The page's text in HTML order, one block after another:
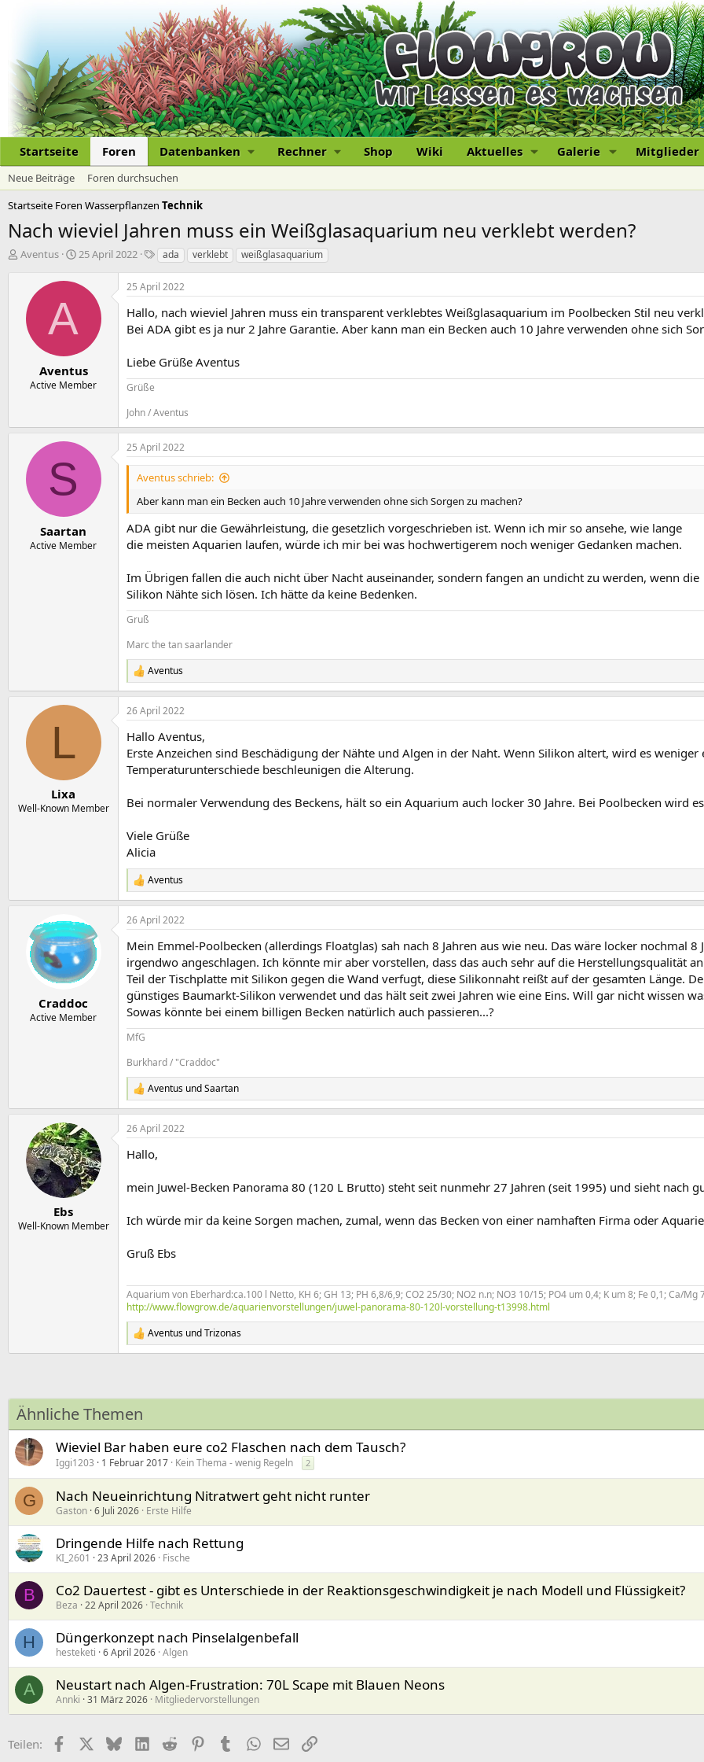
Startseite Foren Datenbanken Rechner Shop Wiki Aktuelles Galerie Mitglieder
Neue Beiträge
Foren durchsuchen
Startseite Foren Wasserpflanzen Technik
Nach wieviel Jahren muss ein Weißglasaquarium neu verklebt werden?
E
Aventus
E
s
l
t
a
m
25 April 2022
S
h
l
g
w
r
t
ada verklebt weißglasaquarium
A
Aventus
Active Member
25 April 2022
Hallo, nach wieviel Jahren muss ein transparent verklebtes Weißglasaquarium im Poolbecken Stil neu
Bei ADA gibt es ja nur 2 Jahre Garantie. Aber kann man ein Becken auch 10 Jahre verwenden ohne sich
Liebe Grüße Aventus
Grüße
John / Aventus
S
Saartan
Active Member
25 April 2022
Aventus schrieb:
Aber kann man ein Becken auch 10 Jahre verwenden ohne sich Sorgen zu machen?
ADA gibt nur die Gewährleistung, die gesetzlich vorgeschrieben ist. Wenn ich mir so ansehe, wie lange
die meisten Aquarien laufen, würde ich mir bei was hochwertigerem noch weniger Gedanken machen.
Im Übrigen fallen die auch nicht über Nacht auseinander, sondern fangen an undicht zu werden, wenn die
Silikon Nähte sich lösen. Ich hätte da keine Bedenken.
Gruß
Marc the tan saarlander
R
e
a
k
i
o
n
e
:
Aventus
L
Lixa
Well-Known Member
26 April 2022
Hallo Aventus,
Erste Anzeichen sind Beschädigung der Nähte und Algen in der Naht. Wenn Silikon altert, wird es
Temperaturunterschiede beschleunigen die Alterung.
Bei normaler Verwendung des Beckens, hält so ein Aquarium auch locker 30 Jahre. Bei Poolbecken wird
Viele Grüße
Alicia
R
e
a
k
i
o
n
e
n
:
Aventus
Craddoc
Active Member
26 April 2022
Mein Emmel-Poolbecken (allerdings Floatglas) sah nach 8 Jahren aus wie neu. Das wäre locker nochmal
irgendwo angeschlagen. Ich könnte mir aber vorstellen, dass das auch sehr auf die Herstellungsqualität
Teil der Tischplatte mit Silikon gegen die Wand verfugt, diese Silikonnaht reißt auf der gesamten Länge.
günstiges Baumarkt-Silikon verwendet und das hält seit zwei Jahren wie eine Eins. Will gar nicht wissen
Sowas könnte bei einem billigen Becken natürlich auch passieren...?
MfG
Burkhard / "Craddoc"
R
e
a
k
i
e
:
Aventus undSaartan
Ebs
Well-Known Member
26 April 2022
Hallo,
mein Juwel-Becken Panorama 80 (120 L Brutto) steht seit nunmehr 27 Jahren (seit 1995) und sieht nach
Ich würde mir da keine Sorgen machen, zumal, wenn das Becken von einer namhaften Firma oder
Gruß Ebs
Aquarium von Eberhard:ca.100 l Netto, KH 6; GH 13; PH 6,8/6,9; CO2 25/30; NO2 n.n; NO3 10/15; PO4 um 0,4; K um 8; Fe 0,1; Ca/Mg
http://www.flowgrow.de/aquarienvorstellungen/juwel-panorama-80-120l-vorstellung-t13998.html
R
e
i
o
n
n
:
Aventus undTrizonas
Ähnliche Themen
Wieviel Bar haben eure co2 Flaschen nach dem Tausch?
Iggi1203 1 Februar 2017 Kein Thema - wenig Regeln 2
G Nach Neueinrichtung Nitratwert geht nicht runter
Gaston 6 Juli 2026 Erste Hilfe
Dringende Hilfe nach Rettung
KI_2601 23 April 2026 Fische
B Co2 Dauertest - gibt es Unterschiede in der Reaktionsgeschwindigkeit je nach Modell und Flüssigkeit?
Beza 22 April 2026 Technik
H Düngerkonzept nach Pinselalgenbefall
hesteketi 6 April 2026 Algen
A Neustart nach Algen-Frustration: 70L Scape mit Blauen Neons
Annki 31 März 2026 Mitgliedervorstellungen
Teilen: FacebookX (Twitter)
BlueskyLinkedIn
Reddit PinterestTumblrWhatsApp
E-MailLink